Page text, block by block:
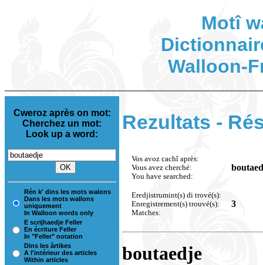
Motî
Walloon-
Cweroz après on mot:
Cherchez un mot:
Look up a word:
Rén k' dins les mots walons
Dans les mots wallons
uniquement
In Walloon words only
E scrijhaedje Feller
En écriture Feller
In "Feller" notation
Dins les årtikes
A l'intérieur des articles
Within articles
Rezultats -
Vos avoz cachî après:
Vous avez cherché:
You have searched:
Eredjistrumint(s) di trové(s):
Enregistrement(s) trouvé(s):
Matches:
3
boutaedje